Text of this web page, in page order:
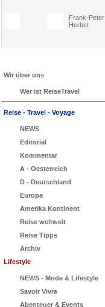
Frank-Peter
Herbst
Wir über uns
Wer ist ReiseTravel
Reise - Travel - Voyage
NEWS
Editorial
Kommentar
A - Oesterreich
D - Deutschland
Europa
Amerika Kontinent
Reise weltweit
Reise Tipps
Archiv
Lifestyle
NEWS - Mode & Lifestyle
Savoir Vivre
Abenteuer & Events